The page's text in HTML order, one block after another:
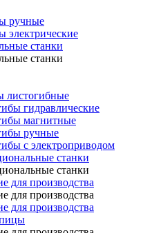
ручные
электрические
станки
станки
листогибные
гидравлические
магнитные
ручные
с электроприводом
станки
станки
для производства
для производства
для производства